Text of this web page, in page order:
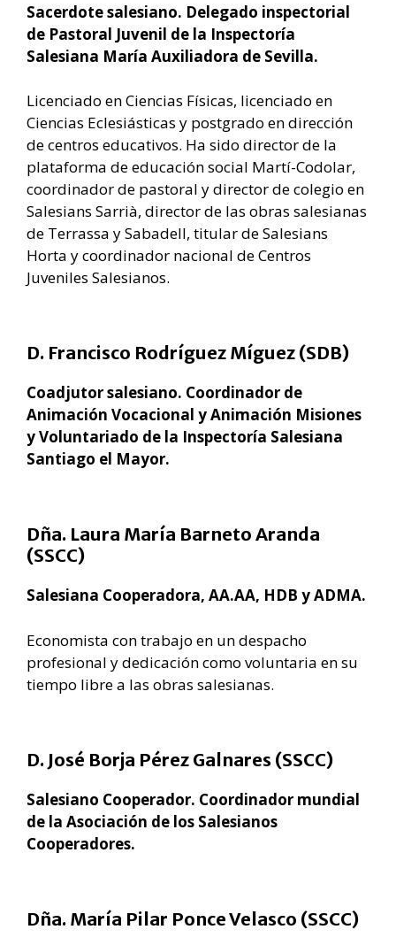
Sacerdote salesiano. Delegado inspectorial
de Pastoral Juvenil de la Inspectoría
Salesiana María Auxiliadora de Sevilla.
Licenciado en Ciencias Físicas, licenciado en
Ciencias Eclesiásticas y postgrado en dirección
de centros educativos. Ha sido director de la
plataforma de educación social Martí-Codolar,
coordinador de pastoral y director de colegio en
Salesians Sarrià, director de las obras salesianas
de Terrassa y Sabadell, titular de Salesians
Horta y coordinador nacional de Centros
Juveniles Salesianos.
D. Francisco Rodríguez Míguez (SDB)
Coadjutor salesiano. Coordinador de
Animación Vocacional y Animación Misiones
y Voluntariado de la Inspectoría Salesiana
Santiago el Mayor.
Dña. Laura María Barneto Aranda
(SSCC)
Salesiana Cooperadora, AA.AA, HDB y ADMA.
Economista con trabajo en un despacho
profesional y dedicación como voluntaria en su
tiempo libre a las obras salesianas.
D. José Borja Pérez Galnares (SSCC)
Salesiano Cooperador. Coordinador mundial
de la Asociación de los Salesianos
Cooperadores.
Dña. María Pilar Ponce Velasco (SSCC)